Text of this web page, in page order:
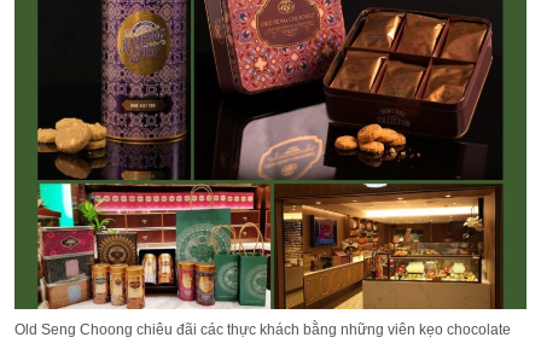
Old Seng Choong chiêu đãi các thực khách bằng những viên kẹo chocolate